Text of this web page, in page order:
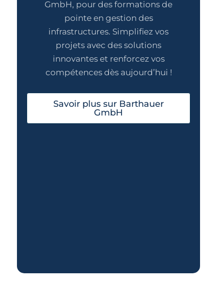
GmbH, pour des formations de
pointe en gestion des
infrastructures. Simplifiez vos
projets avec des solutions
innovantes et renforcez vos
compétences dès aujourd’hui !
Savoir plus sur Barthauer
GmbH